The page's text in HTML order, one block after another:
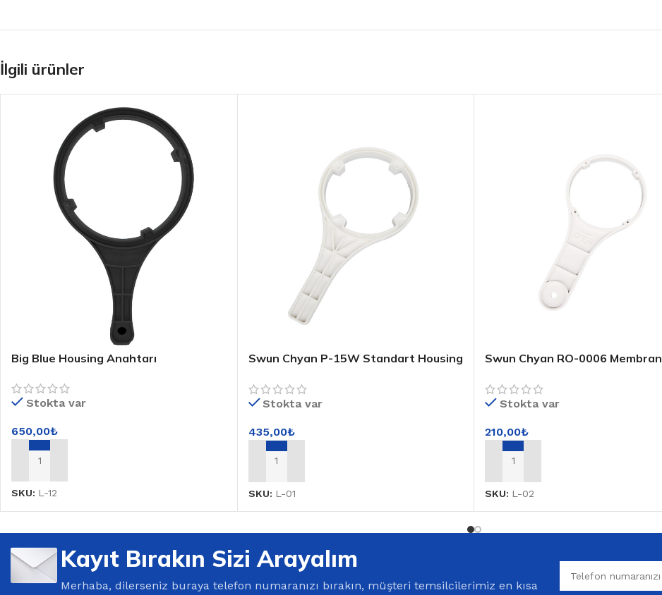
İlgili ürünler
Big Blue Housing Anahtarı
Stokta var
650,00₺
SEPETE EKLE
SKU: L-12
Swun Chyan P-15W Standart Housing
Stokta var
435,00₺
SEPETE EKLE
SKU: L-01
Swun Chyan RO-0006 Membran
Stokta var
210,00₺
SEPETE EKLE
SKU: L-02
Kayıt Bırakın Sizi Arayalım
Merhaba, dilerseniz buraya telefon numaranızı bırakın, müşteri temsilcilerimiz en kısa